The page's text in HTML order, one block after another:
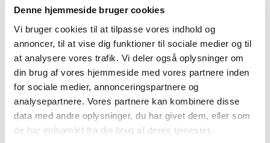
Denne hjemmeside bruger cookies
Vi bruger cookies til at tilpasse vores indhold og
annoncer, til at vise dig funktioner til sociale medier og til
at analysere vores trafik. Vi deler også oplysninger om
din brug af vores hjemmeside med vores partnere inden
for sociale medier, annonceringspartnere og
analysepartnere. Vores partnere kan kombinere disse
data med andre oplysninger, du har givet dem, eller som
de har indsamlet fra din brug af deres tjenester.
sorger, frustrationer eller andre ting, der kan følge
med dette? Så byder vi dig hermed hjerteligt
velkommen i forældreforummet! For yderligere
information kontakt Birgitte Skallerup på tlf. 2362
5232 eller mail: birgitteskallerup@outlook.dk